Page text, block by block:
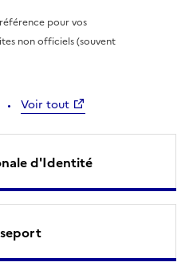
pour vos
non officiels (souvent
Voir tout
d'Identité